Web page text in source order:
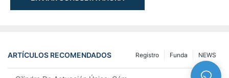
ARTÍCULOS RECOMENDADOS NEWS
Funda
Registro